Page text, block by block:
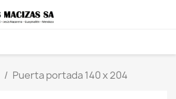
Puerta portada 140 x 204